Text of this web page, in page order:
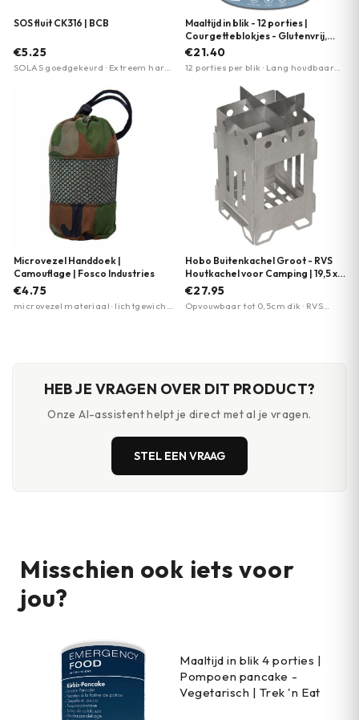
SOS fluit CK316 | BCB
€5.25
SOLAS goedgekeurd · Extreem hard
Maaltijd in blik - 12 porties |
Courgetteblokjes - Glutenvrij,
vegan & lactosevrij | Trek 'n Eat
€21.40
12 porties per blik · Lang houdbaar
Microvezel Handdoek |
Camouflage | Fosco Industries
€4.75
microvezel materiaal · lichtgewicht
Hobo Buitenkachel Groot - RVS
Houtkachel voor Camping | 19,5 x
15 x 15 cm | Fox Outdoor
€27.95
Opvouwbaar tot 0,5cm dik · RVS
HEB JE VRAGEN OVER DIT PRODUCT?
Onze AI-assistent helpt je direct met al je vragen.
STEL EEN VRAAG
Misschien ook iets voor
jou?
Maaltijd in blik 4 porties |
Pompoen pancake -
Vegetarisch | Trek 'n Eat